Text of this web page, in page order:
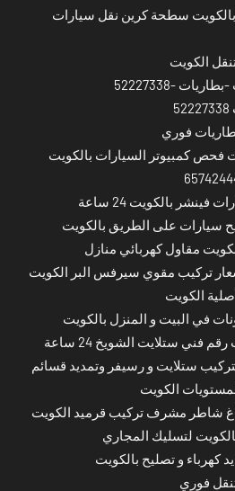
سطحة كرين نقل سيارات
الكويت
-52227338
فوري
فحص كمبيوتر السيارات بالكويت
بالكويت 24 ساعة
سيارات على الطريق بالكويت
مقاول كهربائي منازل
تركيب مقوي سيرفس البر الكويت
الكويت
في البيت و المنزل بالكويت
ستلايت الشويخ 24 ساعة
ستلايت و رسيفر وتمديد قسائم
الكويت
شاطر مشرف تركيب قرميد الكويت
لتسليك المجاري
كهرباء و تصليح بالكويت
فوري